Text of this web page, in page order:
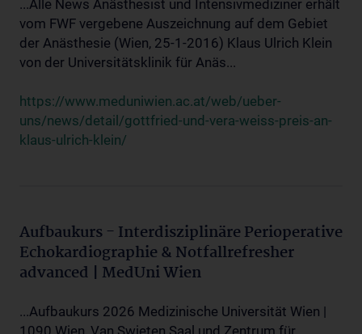
...Alle News Anästhesist und Intensivmediziner erhält
vom FWF vergebene Auszeichnung auf dem Gebiet
der Anästhesie (Wien, 25-1-2016) Klaus Ulrich Klein
von der Universitätsklinik für Anäs...
https://www.meduniwien.ac.at/web/ueber-
uns/news/detail/gottfried-und-vera-weiss-preis-an-
klaus-ulrich-klein/
Aufbaukurs - Interdisziplinäre Perioperative
Echokardiographie & Notfallrefresher
advanced | MedUni Wien
...Aufbaukurs 2026 Medizinische Universität Wien |
1090 Wien, Van Swieten Saal und Zentrum für